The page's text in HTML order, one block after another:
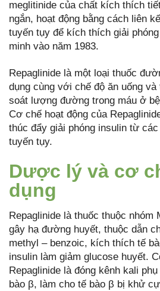
meglitinide của chất kích thích
ngắn, hoạt động bằng cách liên
tuyến tụy để kích thích giải
minh vào năm 1983.
Repaglinide là một loại thuốc
dụng cùng với chế độ ăn uống
soát lượng đường trong máu ở
Cơ chế hoạt động của
thúc đẩy giải phóng insulin từ
tuyến tụy.
Dược lý và cơ
dụng
Repaglinide là thuốc thuộc nhóm
gây hạ đường huyết, thuộc dẫn
methyl – benzoic, kích thích tế
insulin làm giảm glucose huyết.
Repaglinide là đóng kênh kali
bào β, làm cho tế bào β bị khử